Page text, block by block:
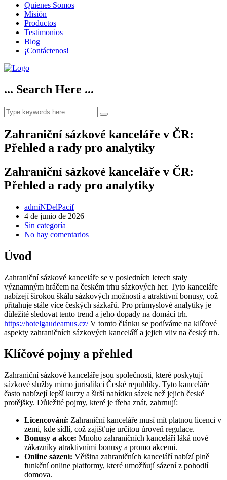
Quienes Somos
Misión
Productos
Testimonios
Blog
¡Contáctenos!
... Search Here ...
Zahraniční sázkové kanceláře v ČR:
Přehled a rady pro analytiky
Zahraniční sázkové kanceláře v ČR:
Přehled a rady pro analytiky
admiNDelPacif
4 de junio de 2026
Sin categoría
No hay comentarios
Úvod
Zahraniční sázkové kanceláře se v posledních letech staly
významným hráčem na českém trhu sázkových her. Tyto kanceláře
nabízejí širokou škálu sázkových možností a atraktivní bonusy, což
přitahuje stále více českých sázkařů. Pro průmyslové analytiky je
důležité sledovat tento trend a jeho dopady na domácí trh.
https://hotelgaudeamus.cz/V tomto článku se podíváme na klíčové
aspekty zahraničních sázkových kanceláří a jejich vliv na český trh.
Klíčové pojmy a přehled
Zahraniční sázkové kanceláře jsou společnosti, které poskytují
sázkové služby mimo jurisdikci České republiky. Tyto kanceláře
často nabízejí lepší kurzy a širší nabídku sázek než jejich české
protějšky. Důležité pojmy, které je třeba znát, zahrnují:
Licencování: Zahraniční kanceláře musí mít platnou licenci v
zemi, kde sídlí, což zajišťuje určitou úroveň regulace.
Bonusy a akce: Mnoho zahraničních kanceláří láká nové
zákazníky atraktivními bonusy a promo akcemi.
Online sázení: Většina zahraničních kanceláří nabízí plně
funkční online platformy, které umožňují sázení z pohodlí
domova.